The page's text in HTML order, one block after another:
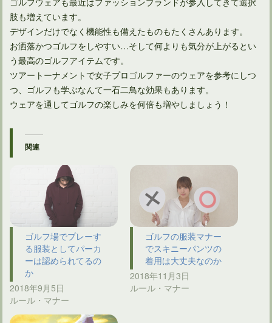
肢も増えています。
デザインだけでなく機能性も備えたものもたくさんあります。
お洒落かつゴルフをしやすい…そして何よりも気分が上がるとい
う最高のゴルフアイテムです。
ツアートーナメントで女子プロゴルファーのウェアを参考にしつ
つ、ゴルフも学ぶなんて一石二鳥な効果もあります。
ウェアを通してゴルフの楽しみを何倍も増やしましょう！
関連
ゴルフ場でプレーす
る服装としてパーカ
ーは認められてるの
か
2018年9月5日
ルール・マナー
ゴルフの服装マナー
でスキニーパンツの
着用は大丈夫なのか
2018年11月3日
ルール・マナー